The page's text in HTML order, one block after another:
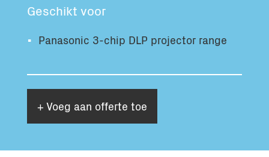
Geschikt voor
Panasonic 3-chip DLP projector range
+ Voeg aan offerte toe